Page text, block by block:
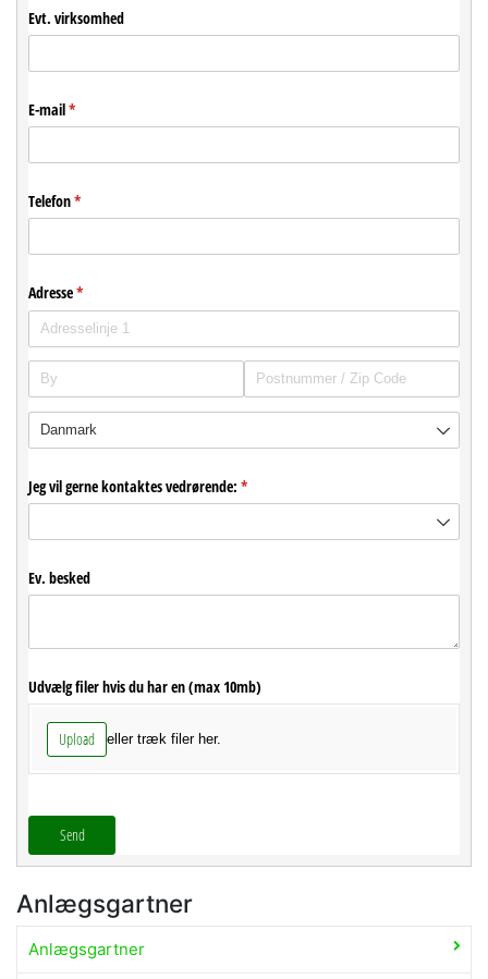
Evt. virksomhed
E-mail*
(påkrævet)
Telefon*
(påkrævet)
Adresse*
(påkrævet)
Jeg vil gerne kontaktes vedrørende: *
(påkrævet)
Ev. besked
Udvælg filer hvis du har en (max 10mb)
Upload eller træk filer her.
Send
Anlægsgartner
Anlægsgartner